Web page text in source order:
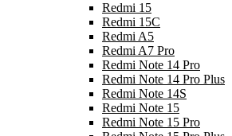
Redmi 15
Redmi 15C
Redmi A5
Redmi A7 Pro
Redmi Note 14 Pro
Redmi Note 14 Pro Plus
Redmi Note 14S
Redmi Note 15
Redmi Note 15 Pro